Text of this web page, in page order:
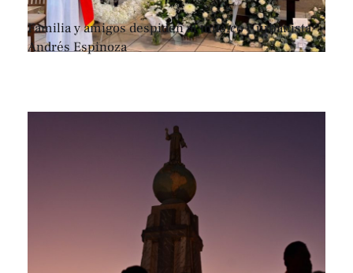
Familia y amigos despiden al músico y urbanista
Andrés Espinoza